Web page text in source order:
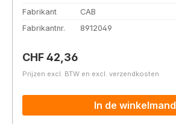
Fabrikant
CAB
Fabrikantnr.
8912049
Normale prijs:
CHF 42,36
Prijzen excl. BTW en excl. verzendkosten
In de winkelmand